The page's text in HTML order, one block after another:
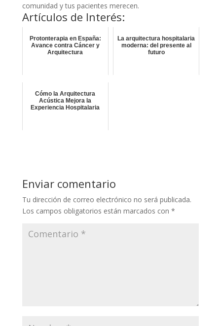
comunidad y tus pacientes merecen.
Artículos de Interés:
Protonterapia en España:
Avance contra Cáncer y
Arquitectura
La arquitectura hospitalaria
moderna: del presente al
futuro
Cómo la Arquitectura
Acústica Mejora la
Experiencia Hospitalaria
Enviar comentario
Tu dirección de correo electrónico no será publicada.
Los campos obligatorios están marcados con *